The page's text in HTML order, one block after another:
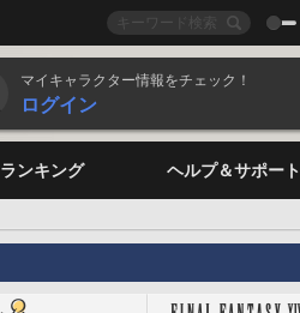
マイキャラクター情報をチェック！
ログイン
ランキング ヘルプ＆サポート